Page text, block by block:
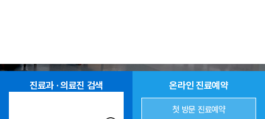
진료과 · 의료진 검색 온라인 진료예약
첫 방문 진료예약